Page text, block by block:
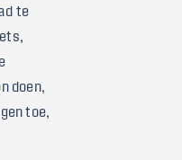
te
doen,
toe,